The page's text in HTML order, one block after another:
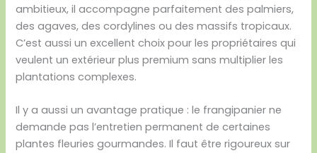
ambitieux, il accompagne parfaitement des palmiers,
des agaves, des cordylines ou des massifs tropicaux.
C’est aussi un excellent choix pour les propriétaires qui
veulent un extérieur plus premium sans multiplier les
plantations complexes.
Il y a aussi un avantage pratique : le frangipanier ne
demande pas l’entretien permanent de certaines
plantes fleuries gourmandes. Il faut être rigoureux sur